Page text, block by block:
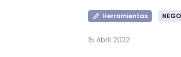
Herramientas
15 Abril 2022